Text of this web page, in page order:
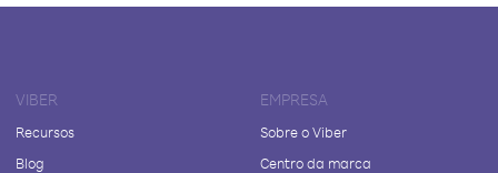
VIBER
Recursos
Blog
EMPRESA
Sobre o Viber
Centro da marca